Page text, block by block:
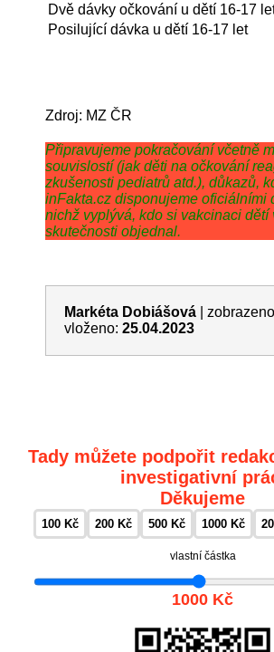
Dvě dávky očkování u dětí 16-17
Posilující dávka u dětí 16-17 let
Zdroj: MZ ČR
Připravujeme pokračování včetně
souvislostí (jak děti na očkování
zkušenosti pediatrů atd.), důkazů,
inFakta.cz disponujeme oficiálními
nichž vyplývá, kdo si vakcinaci dětí
skutečnosti objednal.
Markéta Dobiášová
vloženo: 25.04.2023
Tady můžete podpořit
investigativní
Děkujeme
100 Kč 200 Kč 500 Kč 1000 Kč
vlastní částka
1000 Kč